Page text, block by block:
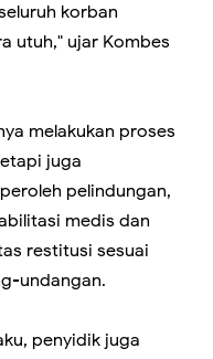
korban
utuh," ujar Kombes
melakukan proses
juga
pelindungan,
medis dan
restitusi sesuai
undangan.
penyidik juga